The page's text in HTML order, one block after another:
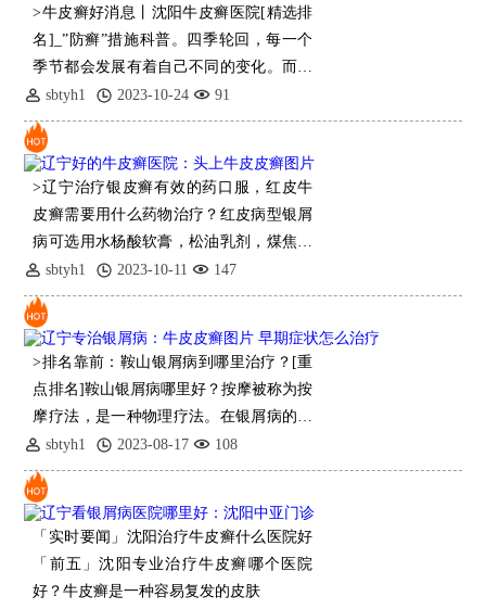
>牛皮癣好消息丨沈阳牛皮癣医院[精选排
名]_”防癣”措施科普。四季轮回，每一个
季节都会发展有着自己不同的变化。而到
了一个春天更是影响到了世界万物复苏的
时候，可是
sbtyh1 2023-10-24 91
>辽宁治疗银皮癣有效的药口服，红皮牛
皮癣需要用什么药物治疗？红皮病型银屑
病可选用水杨酸软膏，松油乳剂，煤焦油
乳剂等涂擦患部。为增果，可使用疏肝理
气养血中草药对疾病有良好
sbtyh1 2023-10-11 147
>排名靠前：鞍山银屑病到哪里治疗？[重
点排名]鞍山银屑病哪里好？按摩被称为按
摩疗法，是一种物理疗法。在银屑病的治
疗中，用手指按摩从手腕到手指末端的皮
肤，用刷子
sbtyh1 2023-08-17 108
「实时要闻」沈阳治疗牛皮癣什么医院好
「前五」沈阳专业治疗牛皮癣哪个医院
好？牛皮癣是一种容易复发的皮肤